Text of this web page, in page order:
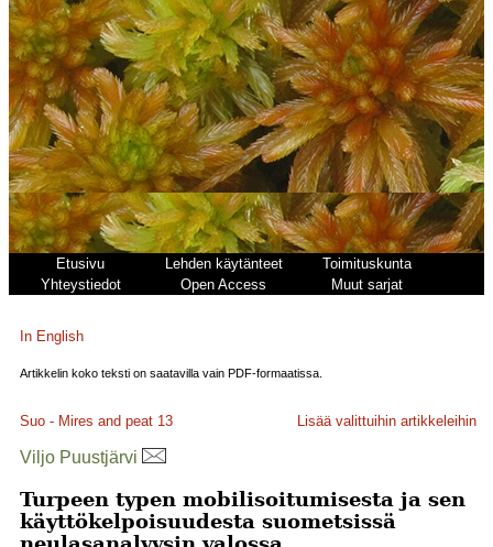
Etusivu Lehden käytänteet
Toimituskunta
Yhteystiedot
Open Access Muut sarjat
In English
Artikkelin koko teksti on saatavilla vain PDF-formaatissa.
Suo - Mires and peat 13 Lisää valittuihin artikkeleihin
Viljo Puustjärvi
Turpeen typen mobilisoitumisesta ja sen
käyttökelpoisuudesta suometsissä